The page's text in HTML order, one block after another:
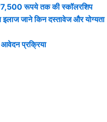
रूपये तक की स्कॉलरशिप
जाने किन दस्तावेज और योग्यता
प्रक्रिया